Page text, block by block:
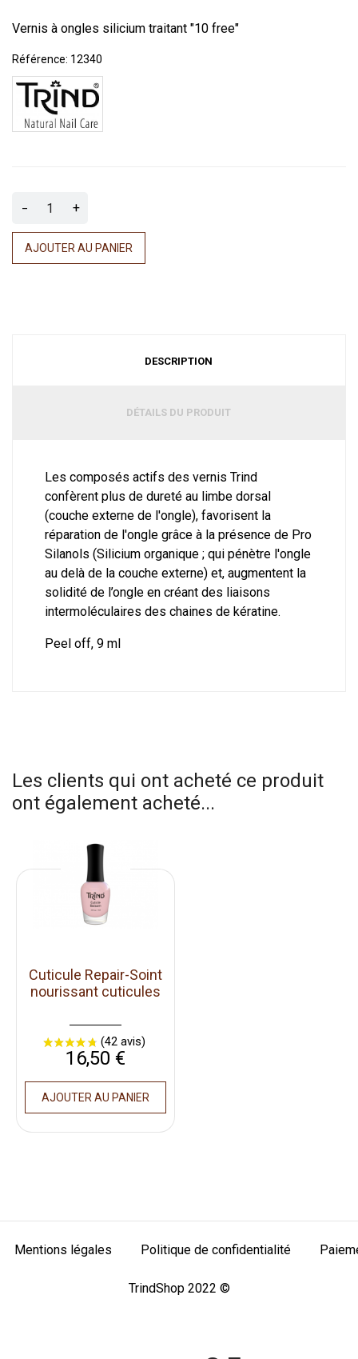
Vernis à ongles silicium traitant "10 free"
Référence: 12340
- +
AJOUTER AU PANIER
DESCRIPTION
DÉTAILS DU PRODUIT
Les composés actifs des vernis Trind
confèrent plus de dureté au limbe dorsal
(couche externe de l'ongle), favorisent la
réparation de l'ongle grâce à la présence de Pro
Silanols (Silicium organique ; qui pénètre l'ongle
au delà de la couche externe) et, augmentent la
solidité de l’ongle en créant des liaisons
intermoléculaires des chaines de kératine.
Peel off, 9 ml
Les clients qui ont acheté ce produit
ont également acheté...
Cuticule Repair-Soint
nourissant cuticules
Prix
16,50 €
AJOUTER AU PANIER
Mentions légales Politique de confidentialité
TrindShop 2022 ©